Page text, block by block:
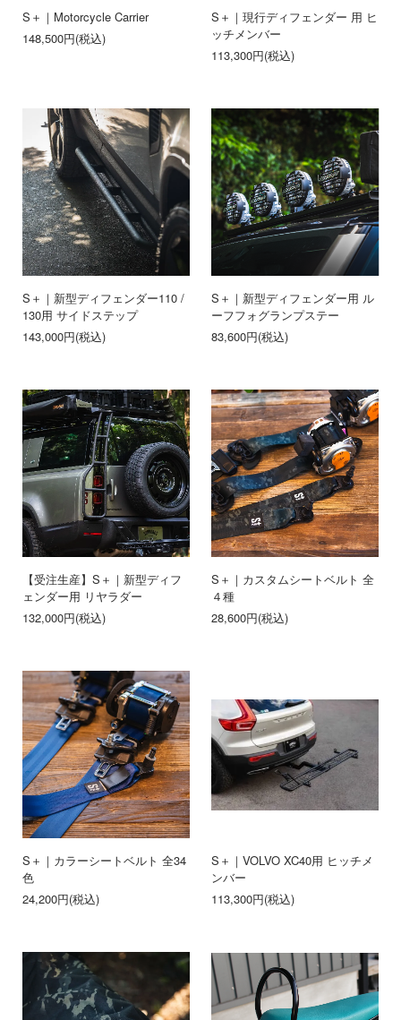
S＋｜Motorcycle Carrier
148,500円(税込)
S＋｜現行ディフェンダー 用 ヒ
ッチメンバー
113,300円(税込)
S＋｜新型ディフェンダー110 /
130用 サイドステップ
143,000円(税込)
S＋｜新型ディフェンダー用 ル
ーフフォグランプステー
83,600円(税込)
【受注生産】S＋｜新型ディフ
ェンダー用 リヤラダー
132,000円(税込)
S＋｜カスタムシートベルト 全
４種
28,600円(税込)
S＋｜カラーシートベルト 全34
色
24,200円(税込)
S＋｜VOLVO XC40用 ヒッチメ
ンバー
113,300円(税込)